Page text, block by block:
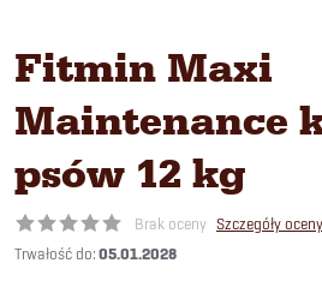
Fitmin Maxi
Maintenance
psów 12 kg
Brak oceny Szczegóły oceny
05.01.2028